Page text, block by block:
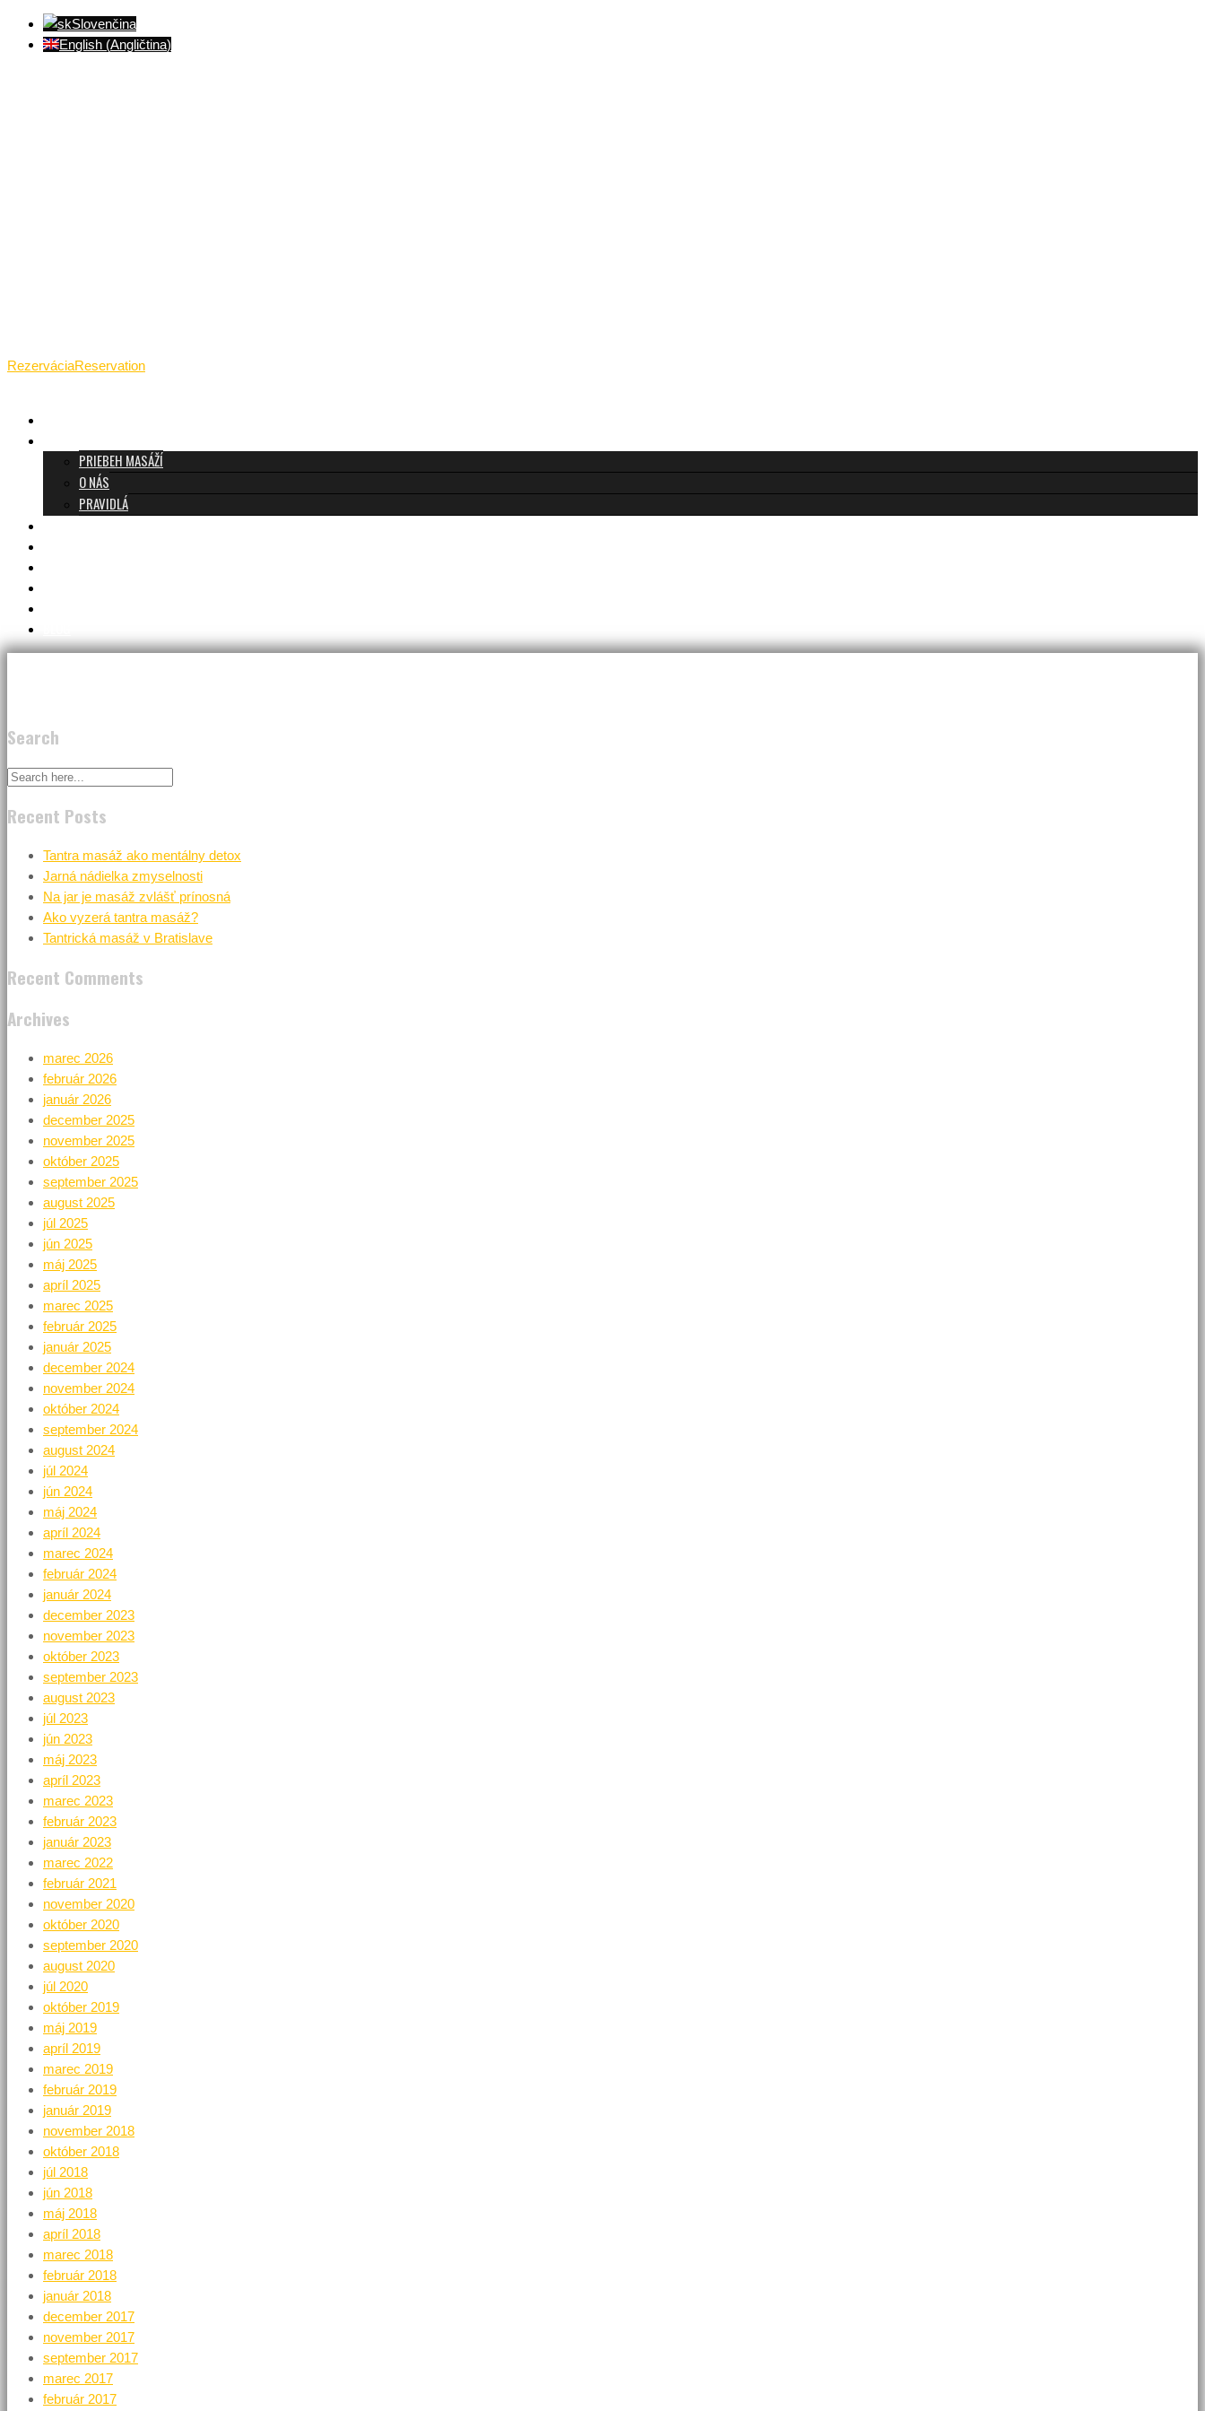
Slovenčina
English (Angličtina)
RezerváciaReservation
PRIEBEH MASÁŽÍ
O NÁS
PRAVIDLÁ
Search
Recent Posts
Tantra masáž ako mentálny detox
Jarná nádielka zmyselnosti
Na jar je masáž zvlášť prínosná
Ako vyzerá tantra masáž?
Tantrická masáž v Bratislave
Recent Comments
Archives
marec 2026
február 2026
január 2026
december 2025
november 2025
október 2025
september 2025
august 2025
júl 2025
jún 2025
máj 2025
apríl 2025
marec 2025
február 2025
január 2025
december 2024
november 2024
október 2024
september 2024
august 2024
júl 2024
jún 2024
máj 2024
apríl 2024
marec 2024
február 2024
január 2024
december 2023
november 2023
október 2023
september 2023
august 2023
júl 2023
jún 2023
máj 2023
apríl 2023
marec 2023
február 2023
január 2023
marec 2022
február 2021
november 2020
október 2020
september 2020
august 2020
júl 2020
október 2019
máj 2019
apríl 2019
marec 2019
február 2019
január 2019
november 2018
október 2018
júl 2018
jún 2018
máj 2018
apríl 2018
marec 2018
február 2018
január 2018
december 2017
november 2017
september 2017
marec 2017
február 2017